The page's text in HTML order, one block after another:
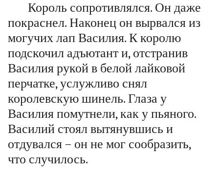
Король сопротивлялся. Он даже
покраснел. Наконец он вырвался из
могучих лап Василия. К королю
подскочил адъютант и, отстранив
Василия рукой в белой лайковой
перчатке, услужливо снял
королевскую шинель. Глаза у
Василия помутнели, как у пьяного.
Василий стоял вытянувшись и
отдувался – он не мог сообразить,
что случилось.